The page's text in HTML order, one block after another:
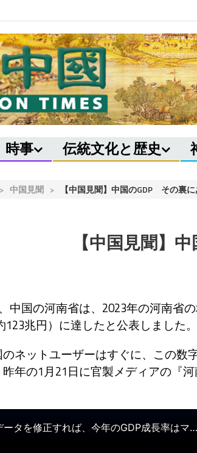
時事 伝統文化と歴史
> 中国見聞 > 【中国見聞】中国のGDP その裏
【中国見聞】
中国の河南省は、2023年の河南省の
兆円）に達したと公表しました。
ネットユーザーはすぐに、この数
昨年の1月21日に官製メディアの『